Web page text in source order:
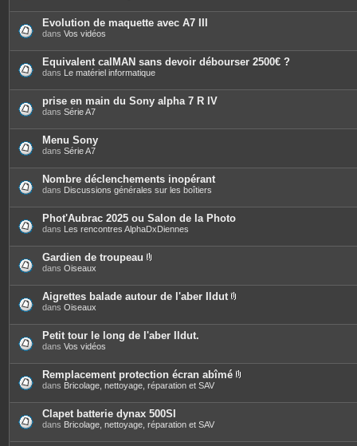
Evolution de maquette avec A7 III
dans Vos vidéos
Equivalent calMAN sans devoir débourser 2500€ ?
dans Le matériel informatique
prise en main du Sony alpha 7 R IV
dans Série A7
Menu Sony
dans Série A7
Nombre déclenchements inopérant
dans Discussions générales sur les boîtiers
Phot'Aubrac 2025 ou Salon de la Photo
dans Les rencontres AlphaDxDiennes
Gardien de troupeau
è
c
j
o
i
t
e
s
dans Oiseaux
Aigrettes balade autour de l'aber Ildut
è
j
o
i
t
dans Oiseaux
Petit tour le long de l'aber Ildut.
dans Vos vidéos
Remplacement protection écran abîmé
è
j
dans Bricolage, nettoyage, réparation et SAV
Clapet batterie dynax 500SI
dans Bricolage, nettoyage, réparation et SAV